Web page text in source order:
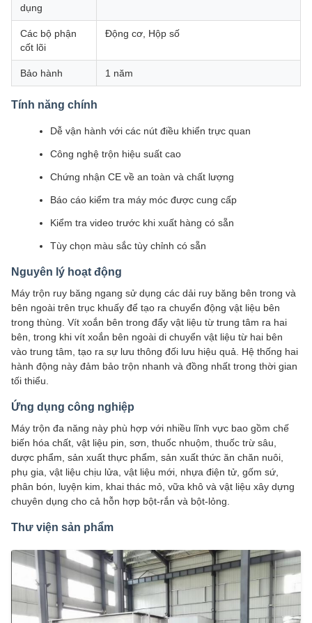
dụng
Các bộ phận
cốt lõi
Động cơ, Hộp số
Bảo hành 1 năm
Tính năng chính
Dễ vận hành với các nút điều khiển trực quan
Công nghệ trộn hiệu suất cao
Chứng nhận CE về an toàn và chất lượng
Báo cáo kiểm tra máy móc được cung cấp
Kiểm tra video trước khi xuất hàng có sẵn
Tùy chọn màu sắc tùy chỉnh có sẵn
Nguyên lý hoạt động
Máy trộn ruy băng ngang sử dụng các dải ruy băng bên trong và
bên ngoài trên trục khuấy để tạo ra chuyển động vật liệu bên
trong thùng. Vít xoắn bên trong đẩy vật liệu từ trung tâm ra hai
bên, trong khi vít xoắn bên ngoài di chuyển vật liệu từ hai bên
vào trung tâm, tạo ra sự lưu thông đối lưu hiệu quả. Hệ thống hai
hành động này đảm bảo trộn nhanh và đồng nhất trong thời gian
tối thiểu.
Ứng dụng công nghiệp
Máy trộn đa năng này phù hợp với nhiều lĩnh vực bao gồm chế
biến hóa chất, vật liệu pin, sơn, thuốc nhuộm, thuốc trừ sâu,
dược phẩm, sản xuất thực phẩm, sản xuất thức ăn chăn nuôi,
phụ gia, vật liệu chịu lửa, vật liệu mới, nhựa điện tử, gốm sứ,
phân bón, luyện kim, khai thác mỏ, vữa khô và vật liệu xây dựng
chuyên dụng cho cả hỗn hợp bột-rắn và bột-lỏng.
Thư viện sản phẩm